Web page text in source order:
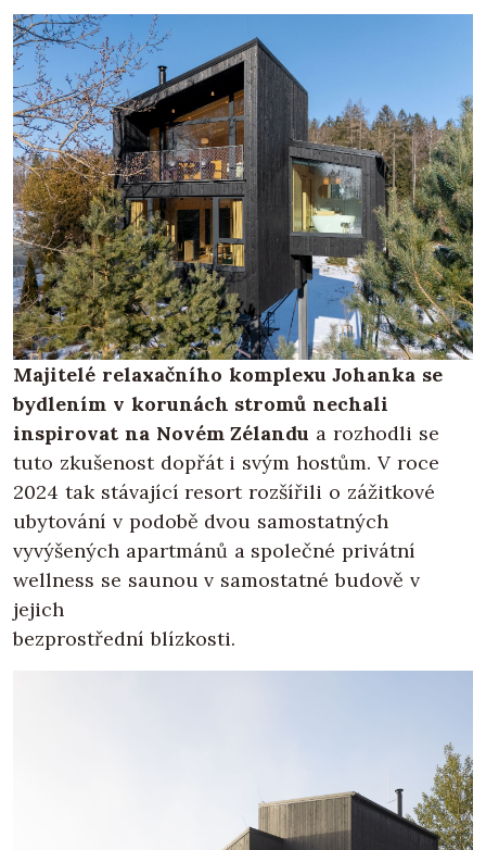
Majitelé relaxačního komplexu Johanka se
bydlením v korunách stromů nechali
inspirovat na Novém Zélandu a rozhodli se
tuto zkušenost dopřát i svým hostům. V roce
2024 tak stávající resort rozšířili o zážitkové
ubytování v podobě dvou samostatných
vyvýšených apartmánů a společné privátní
wellness se saunou v samostatné budově v
jejich
bezprostřední blízkosti.